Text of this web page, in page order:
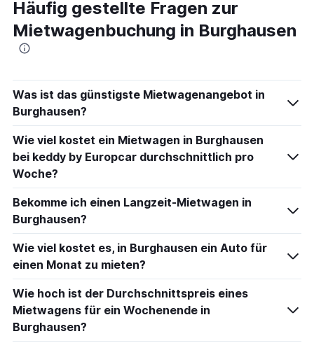
Häufig gestellte Fragen zur
Mietwagenbuchung in Burghausen
Was ist das günstigste Mietwagenangebot in
Burghausen?
Wie viel kostet ein Mietwagen in Burghausen
bei keddy by Europcar durchschnittlich pro
Woche?
Bekomme ich einen Langzeit-Mietwagen in
Burghausen?
Wie viel kostet es, in Burghausen ein Auto für
einen Monat zu mieten?
Wie hoch ist der Durchschnittspreis eines
Mietwagens für ein Wochenende in
Burghausen?